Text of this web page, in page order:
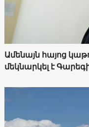
Ամենայն հայոց
մեկնարկել է